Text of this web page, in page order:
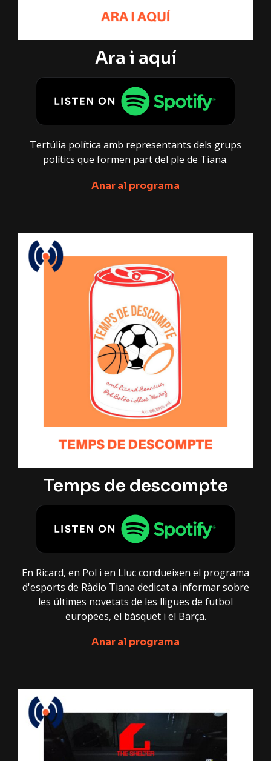
Ara i aquí
Tertúlia política amb representants dels grups
polítics que formen part del ple de Tiana.
Anar al programa
Temps de descompte
En Ricard, en Pol i en Lluc condueixen el programa
d'esports de Ràdio Tiana dedicat a informar sobre
les últimes novetats de les lligues de futbol
europees, el bàsquet i el Barça.
Anar al programa